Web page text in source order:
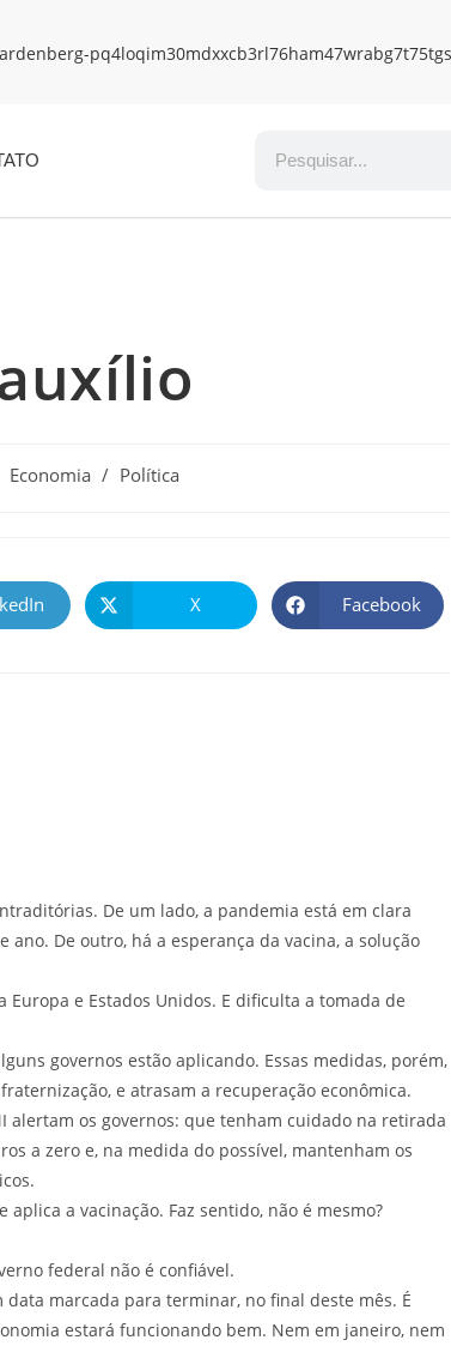
Economia / Política
X Facebook
De um lado, a pandemia está em clara
De outro, há a esperança da vacina, a solução
e Estados Unidos. E dificulta a tomada de
governos estão aplicando. Essas medidas, porém,
e atrasam a recuperação econômica.
alertam os governos: que tenham cuidado na retirada
a zero e, na medida do possível, mantenham os
a vacinação. Faz sentido, não é mesmo?
federal não é confiável.
marcada para terminar, no final deste mês. É
estará funcionando bem. Nem em janeiro, nem